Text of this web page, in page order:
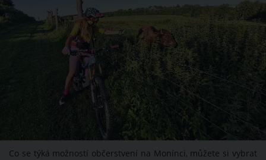
Co se týká možností občerstvení na Monínci, můžete si vybrat